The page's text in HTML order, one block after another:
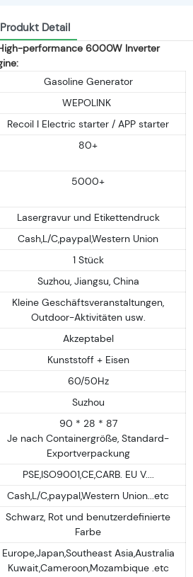
Produkt Detail
performance 6000W Inverter
Gasoline Generator
WEPOLINK
Recoil I Electric starter / APP starter
80+
5000+
Lasergravur und Etikettendruck
Cash,L/C,paypal,Western Union
1 Stück
Suzhou, Jiangsu, China
Kleine Geschäftsveranstaltungen,
Outdoor-Aktivitäten usw.
Akzeptabel
Kunststoff + Eisen
60/50Hz
Suzhou
90 * 28 * 87
Je nach Containergröße, Standard-
Exportverpackung
PSE,ISO9001,CE,CARB. EU V....
Cash,L/C,paypal,Western Union...etc
Schwarz, Rot und benutzerdefinierte
Farbe
Europe,Japan,Southeast Asia,Australia
Kuwait,Cameroon,Mozambique .etc